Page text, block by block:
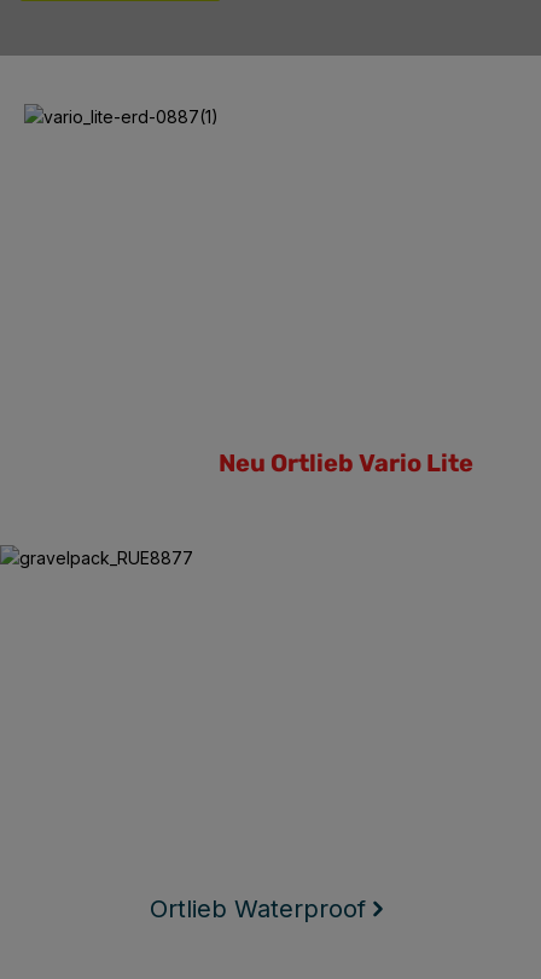
Neu Ortlieb Vario Lite
Neu Ortlieb Vario Lite
Ortlieb Waterproof
Ortlieb Waterproof